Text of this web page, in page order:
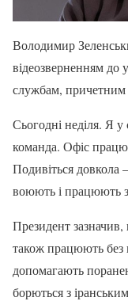
Володимир
відеозверненням до
службам, причетним
Сьогодні неділя. Я
команда. Офіс
Подивіться довкола
воюють і працюють
Президент зазначив,
також працюють без
допомагають
борються з